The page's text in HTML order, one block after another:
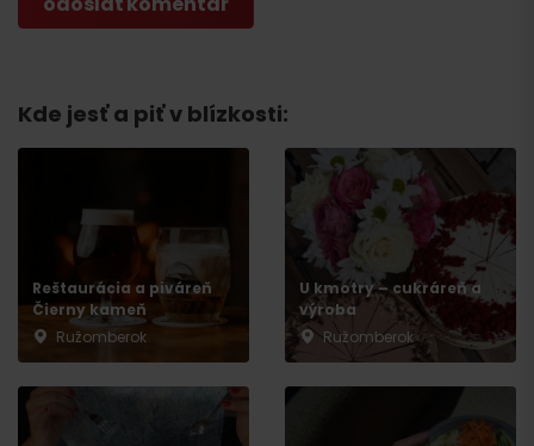
Kde jesť a piť v blízkosti:
Reštaurácia a piváreň
Čierny kameň
Ružomberok
U kmotry – cukráreň a
výroba
Ružomberok